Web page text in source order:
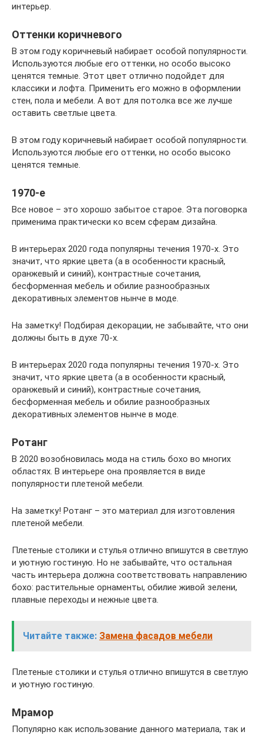
интерьер.
Оттенки коричневого
В этом году коричневый набирает особой популярности.
Используются любые его оттенки, но особо высоко
ценятся темные. Этот цвет отлично подойдет для
классики и лофта. Применить его можно в оформлении
стен, пола и мебели. А вот для потолка все же лучше
оставить светлые цвета.
В этом году коричневый набирает особой популярности.
Используются любые его оттенки, но особо высоко
ценятся темные.
1970-е
Все новое – это хорошо забытое старое. Эта поговорка
применима практически ко всем сферам дизайна.
В интерьерах 2020 года популярны течения 1970-х. Это
значит, что яркие цвета (а в особенности красный,
оранжевый и синий), контрастные сочетания,
бесформенная мебель и обилие разнообразных
декоративных элементов нынче в моде.
На заметку! Подбирая декорации, не забывайте, что они
должны быть в духе 70-х.
В интерьерах 2020 года популярны течения 1970-х. Это
значит, что яркие цвета (а в особенности красный,
оранжевый и синий), контрастные сочетания,
бесформенная мебель и обилие разнообразных
декоративных элементов нынче в моде.
Ротанг
В 2020 возобновилась мода на стиль бохо во многих
областях. В интерьере она проявляется в виде
популярности плетеной мебели.
На заметку! Ротанг – это материал для изготовления
плетеной мебели.
Плетеные столики и стулья отлично впишутся в светлую
и уютную гостиную. Но не забывайте, что остальная
часть интерьера должна соответствовать направлению
бохо: растительные орнаменты, обилие живой зелени,
плавные переходы и нежные цвета.
Читайте также: Замена фасадов мебели
Плетеные столики и стулья отлично впишутся в светлую
и уютную гостиную.
Мрамор
Популярно как использование данного материала, так и